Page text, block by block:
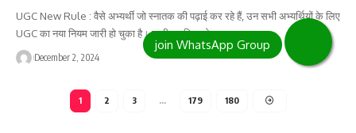
UGC New Rule : वैसे अभ्यर्थी जो स्नातक की पढ़ाई कर रहे हैं, उन सभी अभ्यर्थियों के लिए
UGC का नया नियम जारी हो चुका है। जारी नए नियम के…
December 2, 2024
1 2 3 … 179 180